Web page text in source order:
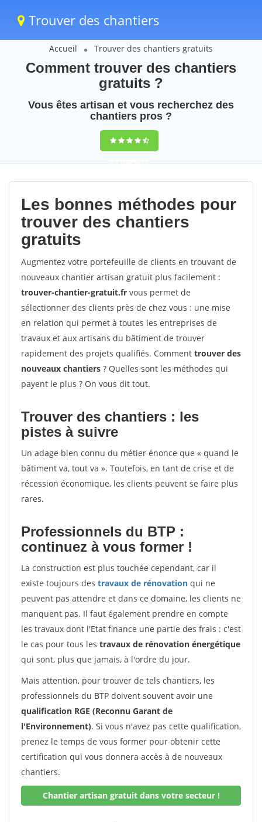
Trouver des chantiers
Accueil Trouver des chantiers gratuits
Comment trouver des chantiers
gratuits ?
Vous êtes artisan et vous recherchez des
chantiers pros ?
9,5(100%)25
votes
Les bonnes méthodes pour
trouver des chantiers
gratuits
Augmentez votre portefeuille de clients en trouvant de
nouveaux chantier artisan gratuit plus facilement :
trouver-chantier-gratuit.fr vous permet de
sélectionner des clients près de chez vous : une mise
en relation qui permet à toutes les entreprises de
travaux et aux artisans du bâtiment de trouver
rapidement des projets qualifiés. Comment trouver des
nouveaux chantiers ? Quelles sont les méthodes qui
payent le plus ? On vous dit tout.
Trouver des chantiers : les
pistes à suivre
Un adage bien connu du métier énonce que « quand le
bâtiment va, tout va ». Toutefois, en tant de crise et de
récession économique, les clients peuvent se faire plus
rares.
Professionnels du BTP :
continuez à vous former !
La construction est plus touchée cependant, car il
existe toujours des travaux de rénovation qui ne
peuvent pas attendre et dans ce domaine, les clients ne
manquent pas. Il faut également prendre en compte
les travaux dont l'Etat finance une partie des frais : c'est
le cas pour tous les travaux de rénovation énergétique
qui sont, plus que jamais, à l'ordre du jour.
Mais attention, pour trouver de tels chantiers, les
professionnels du BTP doivent souvent avoir une
qualification RGE (Reconnu Garant de
l'Environnement). Si vous n'avez pas cette qualification,
prenez le temps de vous former pour obtenir cette
certification qui vous donnera accès à de nouveaux
chantiers.
Chantier artisan gratuit dans votre secteur !